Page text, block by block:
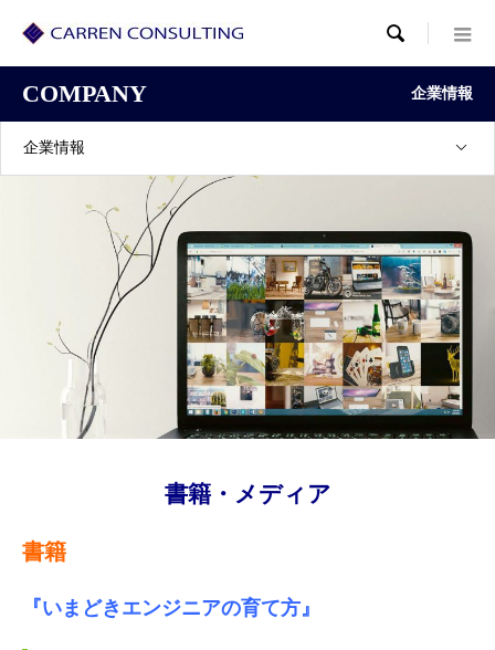

COMPANY 企業情報
企業情報
書籍・メディア
書籍
『いまどきエンジニアの育て方』